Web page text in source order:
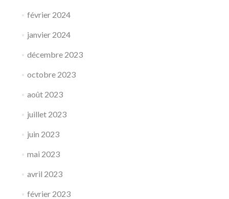
février 2024
janvier 2024
décembre 2023
octobre 2023
août 2023
juillet 2023
juin 2023
mai 2023
avril 2023
février 2023